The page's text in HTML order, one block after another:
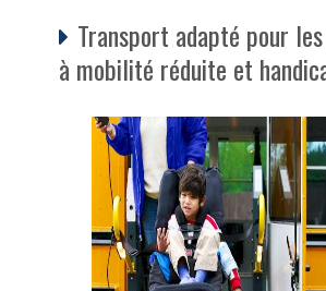
Transport adapté pour
à mobilité réduite et